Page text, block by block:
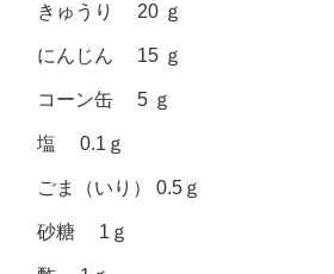
きゅうり 20 ｇ
にんじん 15 ｇ
コーン缶 5 ｇ
塩 0.1ｇ
ごま（いり） 0.5ｇ
砂糖 1ｇ